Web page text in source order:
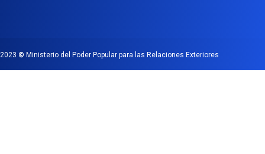
2023 © Ministerio del Poder Popular para las Relaciones Exteriores